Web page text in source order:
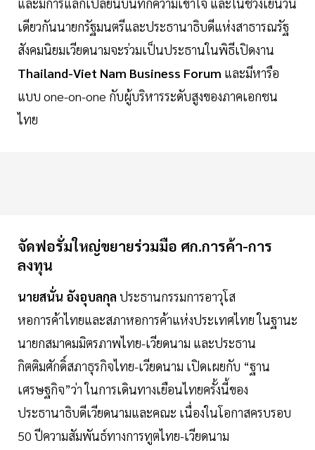
เดียวกันนายกรัฐมนตรีและประธานาธิบดีแห่งสาธารณรัฐ
สังคมนิยมเวียดนามจะร่วมเป็นประธานในพิธีเปิดงาน
Thailand-Viet Nam Business Forum และมีหารือ
แบบ one-on-one กับผู้บริหารระดับสูงของภาคเอกชน
ไทย
จัดฟอรั่มใหญ่ขยายร่วมมือ ศก.การค้า-การ
ลงทุน
นายสนั่น อังอุบลกุล ประธานกรรมการอาวุโส
หอการค้าไทยและสภาหอการค้าแห่งประเทศไทย ในฐานะ
นายกสมาคมมิตรภาพไทย-เวียดนาม และประธาน
กิตติมศักดิ์สภาธุรกิจไทย-เวียดนาม เปิดเผยกับ “ฐาน
เศรษฐกิจ”ว่า ในการเดินทางเยือนไทยครั้งนี้ของ
ประธานาธิบดีเวียดนามและคณะ เนื่องในโอกาสครบรอบ
50 ปีความสัมพันธ์ทางการทูตไทย-เวียดนาม